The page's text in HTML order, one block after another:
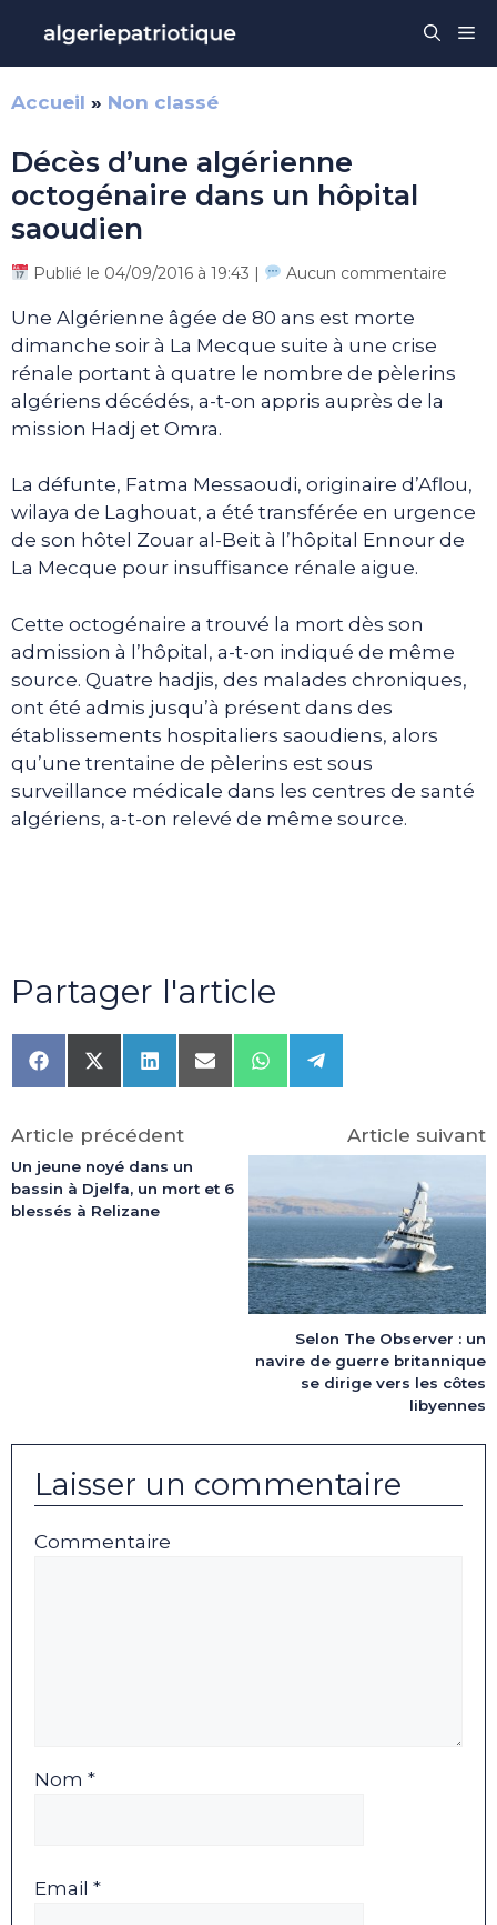
contenu
Accueil » Non classé
Décès d’une algérienne
octogénaire dans un hôpital
saoudien
Publié le 04/09/2016 à 19:43 | Aucun commentaire
Une Algérienne âgée de 80 ans est morte
dimanche soir à La Mecque suite à une crise
rénale portant à quatre le nombre de pèlerins
algériens décédés, a-t-on appris auprès de la
mission Hadj et Omra.
La défunte, Fatma Messaoudi, originaire d’Aflou,
wilaya de Laghouat, a été transférée en urgence
de son hôtel Zouar al-Beit à l’hôpital Ennour de
La Mecque pour insuffisance rénale aigue.
Cette octogénaire a trouvé la mort dès son
admission à l’hôpital, a-t-on indiqué de même
source. Quatre hadjis, des malades chroniques,
ont été admis jusqu’à présent dans des
établissements hospitaliers saoudiens, alors
qu’une trentaine de pèlerins est sous
surveillance médicale dans les centres de santé
algériens, a-t-on relevé de même source.
Partager l'article
Share
on
Share
on
(Twitter)
Share
on
Share
on
Share
on
Share
on
Article précédent
Un jeune noyé dans un
bassin à Djelfa, un mort et 6
blessés à Relizane
Article suivant
Selon The Observer : un
navire de guerre britannique
se dirige vers les côtes
libyennes
Laisser un commentaire
Commentaire
Nom *
Email *